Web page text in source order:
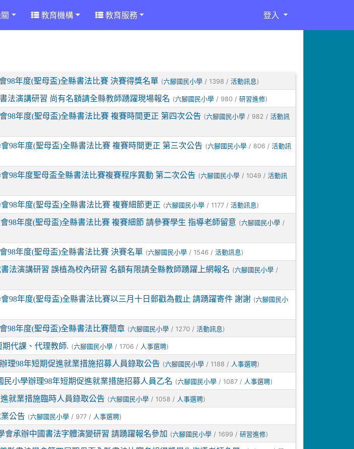
教育機構 教育服務 登入
98年度(聖母盃)全縣書法比賽 決賽得獎名單 (六腳國民小學 / 1398 / 活動訊息 )
法演講研習 尚有名額請全縣教師踴躍現場報名 (六腳國民小學 / 980 / 研習進修)
98年度(聖母盃)全縣書法比賽 複賽時間更正 第四次公告 (六腳國民小學 / 982 / 活動訊
98年度(聖母盃)全縣書法比賽 複賽時間更正 第三次公告 (六腳國民小學 / 806 / 活動訊
98年度聖母盃全縣書法比賽複賽程序異動 第二次公告 (六腳國民小學 / 1049 / 活動訊
98年度(聖母盃)全縣書法比賽 複賽細節更正 (六腳國民小學 / 1177 / 活動訊息 )
98年度(聖母盃)全縣書法比賽 複賽細節 請參賽學生 指導老師留意 (六腳國民小學 /
98年度(聖母盃)全縣書法比賽 決賽名單 (六腳國民小學 / 1546 / 活動訊息 )
法演講研習 誤植為校內研習 名額有限請全縣教師踴躍上網報名 (六腳國民小學 /
98年度(聖母盃)全縣書法比賽以三月十日郵戳為截止 請踴躍寄件 謝謝 (六腳國民小
98年度(聖母盃)全縣書法比賽簡章 (六腳國民小學 / 1270 / 活動訊息 )
代課、代理教師. (六腳國民小學 / 1706 / 人事選聘)
理98年短期促進就業措施招募人員錄取公告 (六腳國民小學 / 1188 / 人事選聘)
民小學辦理98年短期促進就業措施招募人員乙名 (六腳國民小學 / 1087 / 人事選聘)
就業措施臨時人員錄取公告 (六腳國民小學 / 1058 / 人事選聘)
公告 (六腳國民小學 / 977 / 人事選聘)
會承辦中國書法字體演變研習 請踴躍報名參加 (六腳國民小學 / 1699 /研習進修)